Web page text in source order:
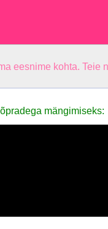
eesnime kohta. Teie
mängimiseks: